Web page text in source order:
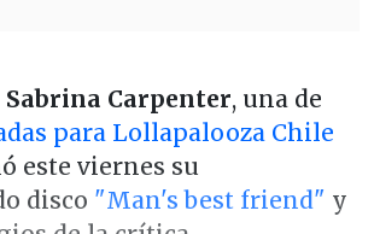
Sabrina Carpenter, una de
para Lollapalooza Chile
este viernes su
disco "Man's best friend" y